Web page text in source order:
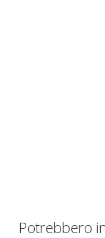
Potrebbero